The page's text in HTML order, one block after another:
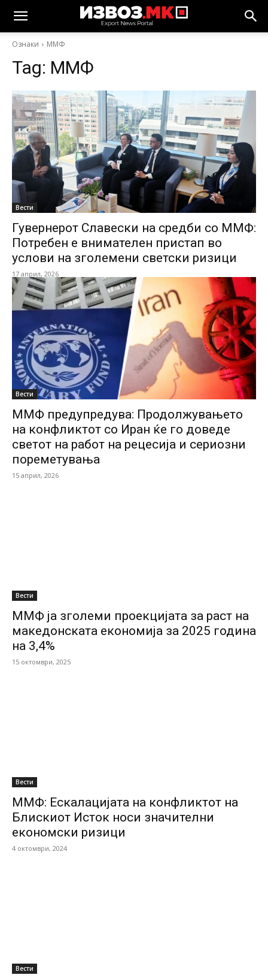
Ознаки ММФ
Tag: ММФ
Вести
Гувернерот Славески на средби со ММФ:
Потребен е внимателен пристап во
услови на зголемени светски ризици
17 април, 2026
Вести
ММФ предупредува: Продолжувањето
на конфликтот со Иран ќе го доведе
светот на работ на рецесија и сериозни
пореметувања
15 април, 2026
Вести
ММФ ја зголеми проекцијата за раст на
македонската економија за 2025 година
на 3,4%
15 октомври, 2025
Вести
ММФ: Eскалацијата на конфликтот на
Блискиот Исток носи значителни
економски ризици
4 октомври, 2024
Вести